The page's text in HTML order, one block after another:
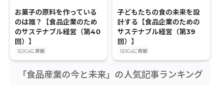
お菓子の原料を作っている
のは誰？【食品企業のため
のサステナブル経営（第40
回）】
SDGsに貢献
子どもたちの食の未来を設
計する【食品企業のための
サステナブル経営（第39
回）】
SDGsに貢献
「食品産業の今と未来」の人気記事ランキング